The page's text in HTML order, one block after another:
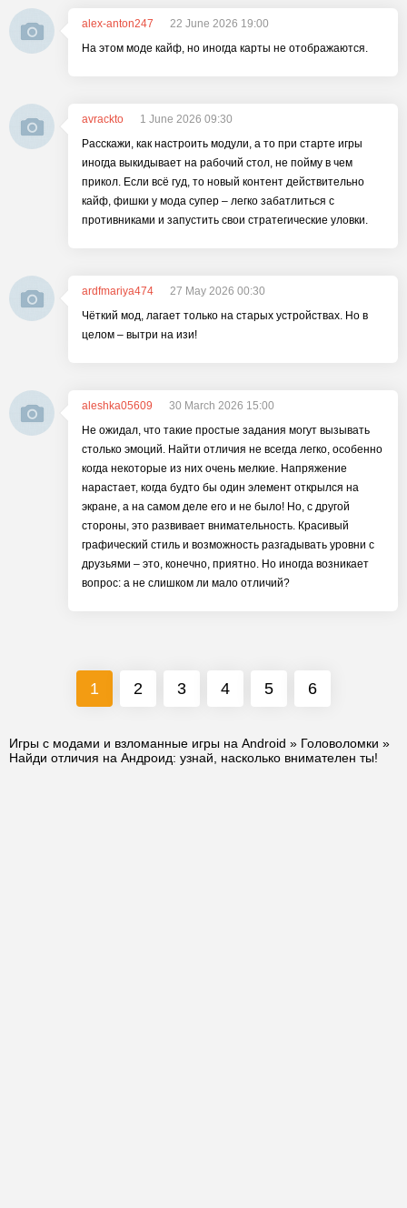
alex-anton247
22 June 2026 19:00
На этом моде кайф, но иногда карты не отображаются.
avrackto
1 June 2026 09:30
Расскажи, как настроить модули, а то при старте игры
иногда выкидывает на рабочий стол, не пойму в чем
прикол. Если всё гуд, то новый контент действительно
кайф, фишки у мода супер – легко забатлиться с
противниками и запустить свои стратегические уловки.
ardfmariya474
27 May 2026 00:30
Чёткий мод, лагает только на старых устройствах. Но в
целом – вытри на изи!
aleshka05609
30 March 2026 15:00
Не ожидал, что такие простые задания могут вызывать
столько эмоций. Найти отличия не всегда легко, особенно
когда некоторые из них очень мелкие. Напряжение
нарастает, когда будто бы один элемент открылся на
экране, а на самом деле его и не было! Но, с другой
стороны, это развивает внимательность. Красивый
графический стиль и возможность разгадывать уровни с
друзьями – это, конечно, приятно. Но иногда возникает
вопрос: а не слишком ли мало отличий?
1 2 3 4 5 6
Игры с модами и взломанные игры на Android » Головоломки »
Найди отличия на Андроид: узнай, насколько внимателен ты!